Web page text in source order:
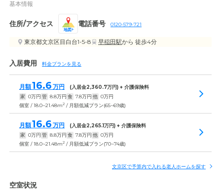
基本情報
住所/アクセス
地図
電話番号 0120-579-721
東京都文京区目白台1-5-8 早稲田駅から 徒歩4分
入居費用 料金プランを見る
月額16.6 万円 (入居金2,360.7万円) + 介護保険料
家 0万円 管 8.8万円 食 7.8万円 他 0万円
個室 / 18.0~21.48m2 / 月額低減プラン(65~69歳)
月額16.6 万円 (入居金2,265.1万円) + 介護保険料
家 0万円 管 8.8万円 食 7.8万円 他 0万円
個室 / 18.0~21.48m2 / 月額低減プラン(70~74歳)
文京区で予算内で入れる老人ホームを探す
空室状況